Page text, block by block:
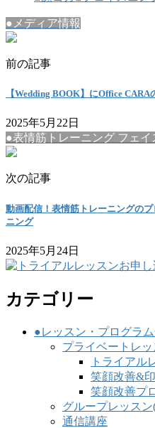
●メディア情報
前の記事
【Wedding BOOK】にOffice
2025年5月22日
●表情筋トレーニング フェイ
次の記事
動画配信！表情筋トレーニングの
ニング
2025年5月24日
カテゴリー
●レッスン・プログラ
プライベートレッ
トライアル
笑顔改善&
笑顔改善プ
グループレッス
通信講座